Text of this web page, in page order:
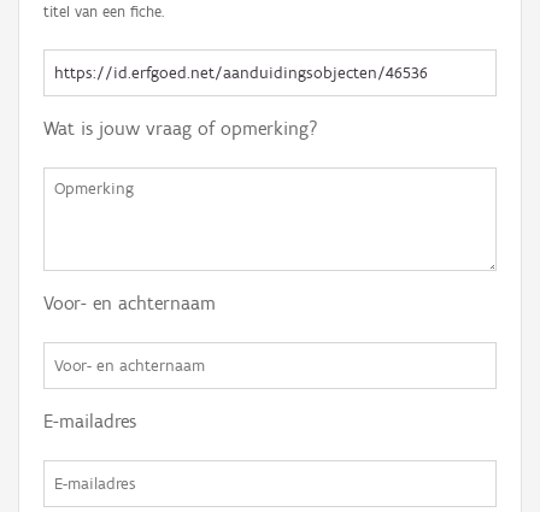
titel van een fiche.
Wat is jouw vraag of opmerking?
Voor- en achternaam
E-mailadres